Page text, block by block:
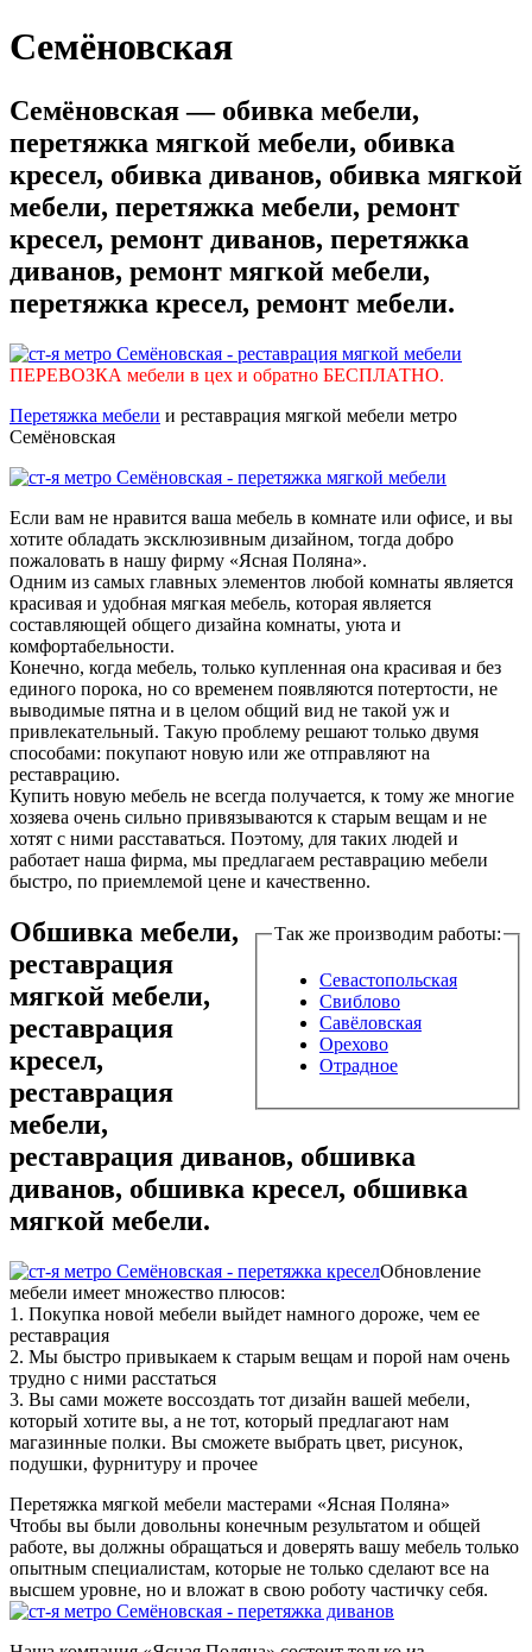
Семёновская
Семёновская — обивка мебели,
перетяжка мягкой мебели, обивка
кресел, обивка диванов, обивка мягкой
мебели, перетяжка мебели, ремонт
кресел, ремонт диванов, перетяжка
диванов, ремонт мягкой мебели,
перетяжка кресел, ремонт мебели.
ПЕРЕВОЗКА мебели в цех и обратно БЕСПЛАТНО.
Перетяжка мебели и реставрация мягкой мебели метро
Семёновская
Если вам не нравится ваша мебель в комнате или офисе, и вы
хотите обладать эксклюзивным дизайном, тогда добро
пожаловать в нашу фирму «Ясная Поляна».
Одним из самых главных элементов любой комнаты является
красивая и удобная мягкая мебель, которая является
составляющей общего дизайна комнаты, уюта и
комфортабельности.
Конечно, когда мебель, только купленная она красивая и без
единого порока, но со временем появляются потертости, не
выводимые пятна и в целом общий вид не такой уж и
привлекательный. Такую проблему решают только двумя
способами: покупают новую или же отправляют на
реставрацию.
Купить новую мебель не всегда получается, к тому же многие
хозяева очень сильно привязываются к старым вещам и не
хотят с ними расставаться. Поэтому, для таких людей и
работает наша фирма, мы предлагаем реставрацию мебели
быстро, по приемлемой цене и качественно.
Так же производим работы:
Севастопольская
Свиблово
Савёловская
Орехово
Отрадное
Обшивка мебели,
реставрация
мягкой мебели,
реставрация
кресел,
реставрация
мебели,
реставрация диванов, обшивка
диванов, обшивка кресел, обшивка
мягкой мебели.
Обновление
мебели имеет множество плюсов:
1. Покупка новой мебели выйдет намного дороже, чем ее
реставрация
2. Мы быстро привыкаем к старым вещам и порой нам очень
трудно с ними расстаться
3. Вы сами можете воссоздать тот дизайн вашей мебели,
который хотите вы, а не тот, который предлагают нам
магазинные полки. Вы сможете выбрать цвет, рисунок,
подушки, фурнитуру и прочее
Перетяжка мягкой мебели мастерами «Ясная Поляна»
Чтобы вы были довольны конечным результатом и общей
работе, вы должны обращаться и доверять вашу мебель только
опытным специалистам, которые не только сделают все на
высшем уровне, но и вложат в свою роботу частичку себя.